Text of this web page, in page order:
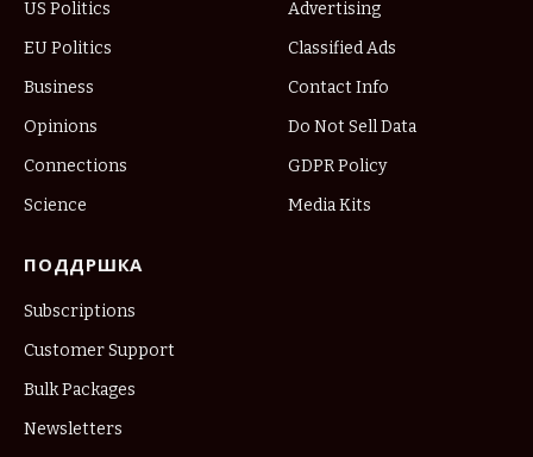
US Politics
EU Politics
Business
Opinions
Connections
Science
Advertising
Classified Ads
Contact Info
Do Not Sell Data
GDPR Policy
Media Kits
ПОДДРШКА
Subscriptions
Customer Support
Bulk Packages
Newsletters